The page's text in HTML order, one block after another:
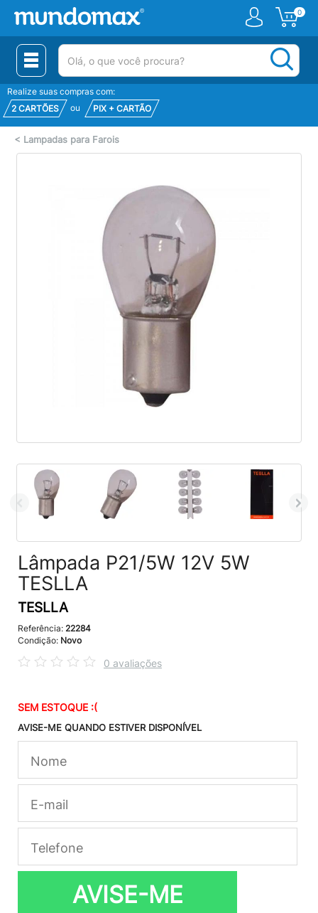
0
(pesquisar)
Realize suas compras com:
2 CARTÕES
ou PIX + CARTÃO
< Lampadas para Farois
Lâmpada P21/5W 12V 5W
TESLLA
TESLLA
Referência: 22284
Condição: Novo
0 avaliações
SEM ESTOQUE :(
AVISE-ME QUANDO ESTIVER DISPONÍVEL
AVISE-ME